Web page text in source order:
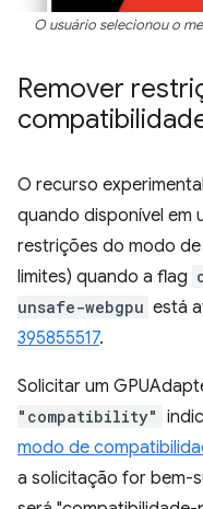
O usuário selecionou o
Remover
O recurso experimental
quando disponível em
restrições do modo
limites) quando a flag
unsafe-webgpu está
395855517.
Solicitar um
"compatibility"
modo de
a solicitação for bem-